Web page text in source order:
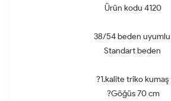
Ürün kodu 4120
38/54 beden uyumlu
Standart beden
?1.kalite triko kumaş
?Göğüs 70 cm